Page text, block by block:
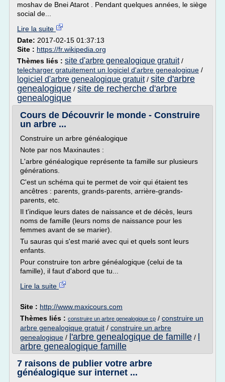
moshav de Bnei Atarot . Pendant quelques années, le siège
social de...
Lire la suite
Date: 2017-02-15 01:37:13
Site : https://fr.wikipedia.org
Thèmes liés : site d'arbre genealogique gratuit/
telecharger gratuitement un logiciel d'arbre genealogique /
logiciel d'arbre genealogique gratuit/ site d'arbre
genealogique / site de recherche d'arbre
genealogique
Cours de Découvrir le monde - Construire
un arbre ...
Construire un arbre généalogique
Note par nos Maxinautes :
L'arbre généalogique représente ta famille sur plusieurs
générations.
C'est un schéma qui te permet de voir qui étaient tes
ancêtres : parents, grands-parents, arrière-grands-
parents, etc.
Il t'indique leurs dates de naissance et de décès, leurs
noms de famille (leurs noms de naissance pour les
femmes avant de se marier).
Tu sauras qui s'est marié avec qui et quels sont leurs
enfants.
Pour construire ton arbre généalogique (celui de ta
famille), il faut d'abord que tu...
Lire la suite
Site : http://www.maxicours.com
Thèmes liés : construire un arbre genealogique cp / construire un
arbre genealogique gratuit / construire un arbre
genealogique / l'arbre genealogique de famille /
arbre genealogique famille
7 raisons de publier votre arbre
généalogique sur internet ...